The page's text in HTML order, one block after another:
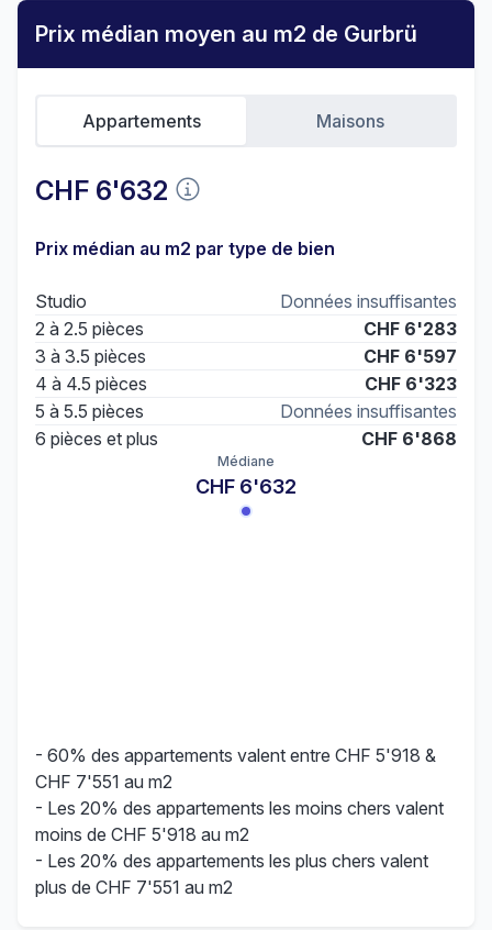
Prix médian moyen au m2 de Gurbrü
CHF 6'632
Appartements Maisons
Prix médian au m2 par type de bien
Studio
Données insuffisantes
2 à 2.5 pièces
CHF 6'283
3 à 3.5 pièces
CHF 6'597
4 à 4.5 pièces
CHF 6'323
5 à 5.5 pièces
Données insuffisantes
6 pièces et plus
CHF 6'868
Médiane
CHF 6'632
- 60% des appartements valent entre CHF 5'918 &
CHF 7'551 au m2
- Les 20% des appartements les moins chers valent
moins de CHF 5'918 au m2
- Les 20% des appartements les plus chers valent
plus de CHF 7'551 au m2